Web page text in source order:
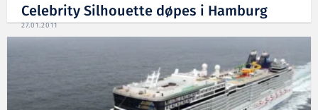
Celebrity Silhouette døpes i Hamburg
27.01.2011